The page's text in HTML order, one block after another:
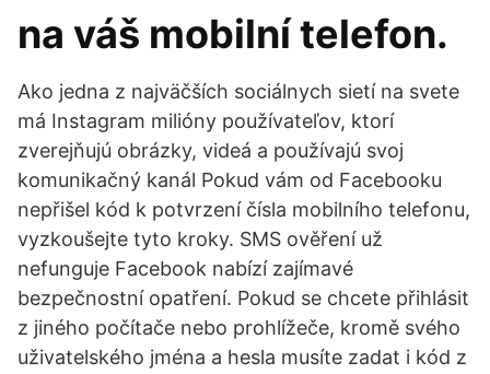
na váš mobilní telefon.
Ako jedna z najväčších sociálnych sietí na svete
má Instagram milióny používateľov, ktorí
zverejňujú obrázky, videá a používajú svoj
komunikačný kanál Pokud vám od Facebooku
nepřišel kód k potvrzení čísla mobilního telefonu,
vyzkoušejte tyto kroky. SMS ověření už
nefunguje Facebook nabízí zajímavé
bezpečnostní opatření. Pokud se chcete přihlásit
z jiného počítače nebo prohlížeče, kromě svého
uživatelského jména a hesla musíte zadat i kód z